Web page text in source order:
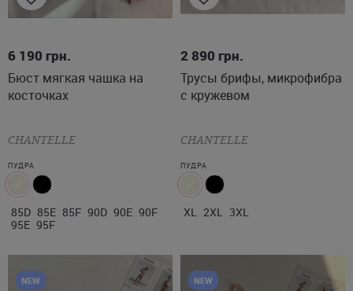
90F
6 190 грн.
Бюст мягкая чашка на
косточках
CHANTELLE
ПУДРА
85D 85E 85F 90D 90E 90F
95E 95F
2 890 грн.
Трусы брифы, микрофибра
с кружевом
CHANTELLE
ПУДРА
XL 2XL 3XL
NEW NEW